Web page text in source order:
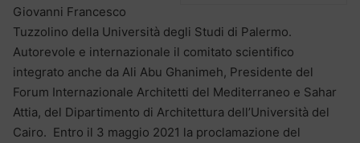
Giovanni Francesco
Tuzzolino della Università degli Studi di Palermo.
Autorevole e internazionale il comitato scientifico
integrato anche da Ali Abu Ghanimeh, Presidente del
Forum Internazionale Architetti del Mediterraneo e Sahar
Attia, del Dipartimento di Architettura dell’Università del
Cairo. Entro il 3 maggio 2021 la proclamazione del